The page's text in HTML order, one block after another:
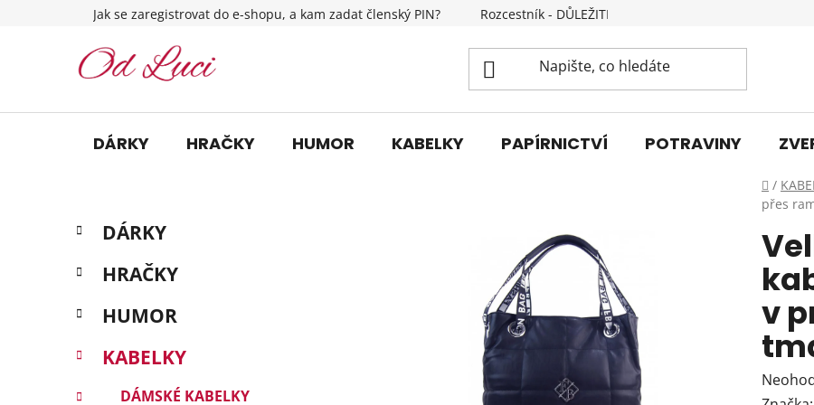
Jak se zaregistrovat do e-shopu, a kam zadat členský PIN? Rozcestník - DŮLEŽITÉ INFORMACE
DÁRKY HRAČKY HUMOR KABELKY PAPÍRNICTVÍ POTRAVINY
Domů
/
přes
P
s
r
n
n
Přeskočit
kategorie
K
a
e
o
i
DÁRKY
HRAČKY
HUMOR
KABELKY
DÁMSKÉ KABELKY
v